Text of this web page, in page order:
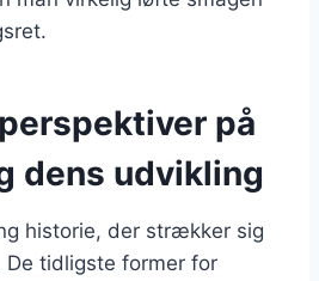
på
dens udvikling
historie, der strækker sig
tidligste former for